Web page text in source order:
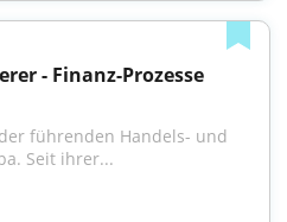
- Finanz-Prozesse
führenden Handels- und
Seit ihrer...